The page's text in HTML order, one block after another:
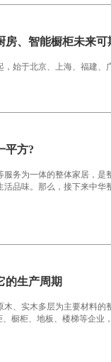
房、智能橱柜未来可
始于北京、上海、福建
平方?
务为一体的整体家居，
品味。那么，接下来中
的生产周期
、实木多层为主要材料
橱柜、地板、楼梯等企业